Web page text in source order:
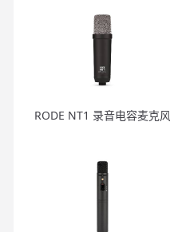
RODE NT1 录音电容麦克风